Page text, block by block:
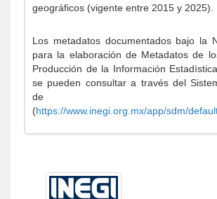
geográficos (vigente entre 2015 y 2025).
Los metadatos documentados bajo la
para la elaboración de Metadatos de
Producción de la Información
se pueden consultar a través del
de
(https://www.inegi.org.mx/app/sdm/